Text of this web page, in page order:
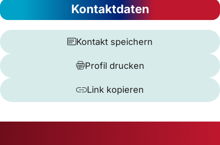
Kontaktdaten
Kontakt speichern
Profil drucken
Link kopieren